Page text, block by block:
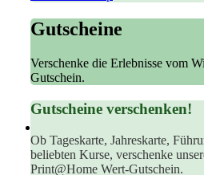
Gutscheine
Verschenke die Erlebnisse vom
Gutschein.
Gutscheine verschenken!
Ob Tageskarte, Jahreskarte,
beliebten Kurse, verschenke
Print@Home Wert-Gutschein.